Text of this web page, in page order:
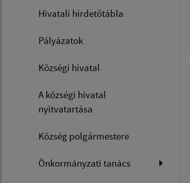
Hivatali hirdetőtábla
Pályázatok
Községi hivatal
A községi hivatal
nyitvatartása
Község polgármestere
Önkormányzati tanács